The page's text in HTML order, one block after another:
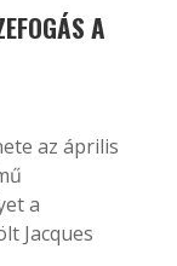
A
az április
a
Jacques